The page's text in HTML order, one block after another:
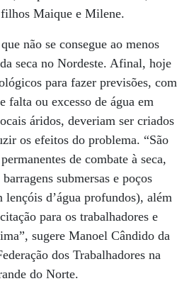
Maique e Milene.
não se consegue ao menos
seca no Nordeste. Afinal, hoje
para fazer previsões, com
falta ou excesso de água em
áridos, deveriam ser criados
os efeitos do problema. “São
de combate à seca,
submersas e poços
lençóis d’água profundos), além
para os trabalhadores e
sugere Manoel Cândido da
dos Trabalhadores na
do Norte.